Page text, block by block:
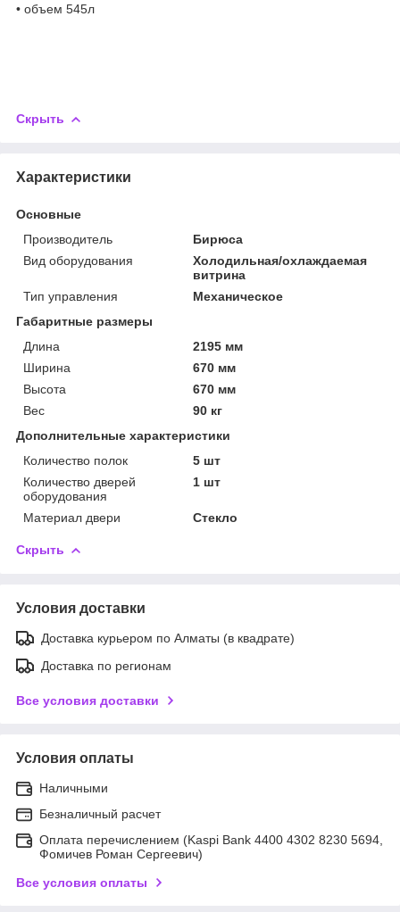
• объем 545л
Скрыть
Характеристики
Основные
Производитель
Бирюса
Вид оборудования
Холодильная/охлаждаемая
витрина
Тип управления
Механическое
Габаритные размеры
Длина
2195 мм
Ширина
670 мм
Высота
670 мм
Вес
90 кг
Дополнительные характеристики
Количество полок
5 шт
Количество дверей
оборудования
1 шт
Материал двери Стекло
Скрыть
Условия доставки
Доставка курьером по Алматы (в квадрате)
Доставка по регионам
Все условия доставки
Условия оплаты
Наличными
Безналичный расчет
Оплата перечислением (Kaspi Bank 4400 4302 8230 5694,
Фомичев Роман Сергеевич)
Все условия оплаты